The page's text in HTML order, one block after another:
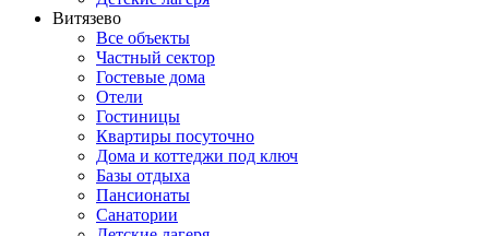
Витязево
Все объекты
Частный сектор
Гостевые дома
Отели
Гостиницы
Квартиры посуточно
Дома и коттеджи под ключ
Базы отдыха
Пансионаты
Санатории